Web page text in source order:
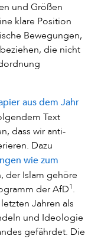
und Größen
klare Position
Bewegungen,
die nicht
aus dem Jahr
Text
dass wir anti-
Dazu
wie zum
der Islam gehöre
der AfD1
Jahren als
und Ideologie
gefährdet. Die